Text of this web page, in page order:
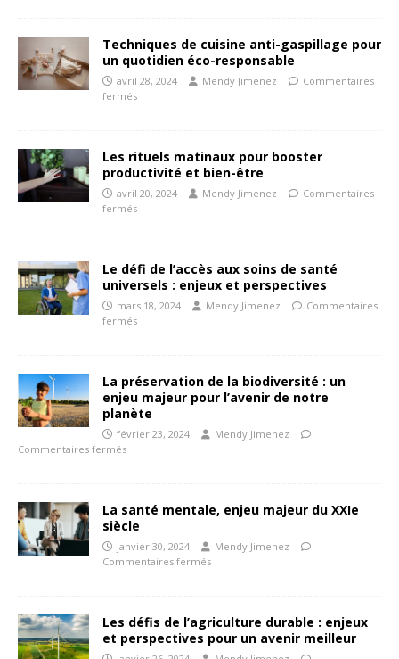
Techniques de cuisine anti-gaspillage pour
un quotidien éco-responsable
avril 28, 2024 Mendy Jimenez
Commentaires
fermés
Les rituels matinaux pour booster
productivité et bien-être
avril 20, 2024 Mendy Jimenez
Commentaires
fermés
Le défi de l’accès aux soins de santé
universels : enjeux et perspectives
mars 18, 2024 Mendy Jimenez
Commentaires
fermés
La préservation de la biodiversité : un
enjeu majeur pour l’avenir de notre
planète
février 23, 2024
Mendy Jimenez
Commentaires fermés
La santé mentale, enjeu majeur du XXIe
siècle
janvier 30, 2024
Mendy Jimenez
Commentaires fermés
Les défis de l’agriculture durable : enjeux
et perspectives pour un avenir meilleur